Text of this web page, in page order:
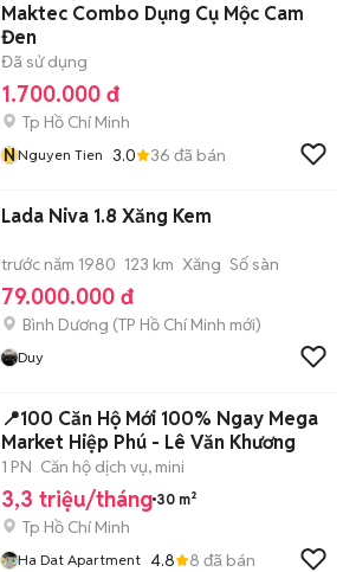
Maktec Combo Dụng Cụ Mộc Cam
Đen
Đã sử dụng
1.700.000 đ
Tp Hồ Chí Minh
NNguyen Tien 3.0 36 đã bán
Lada Niva 1.8 Xăng Kem
trước năm 1980 123 km Xăng Số sàn
79.000.000 đ
Bình Dương (TP Hồ Chí Minh mới)
Duy
📍100 Căn Hộ Mới 100% Ngay Mega
Market Hiệp Phú - Lê Văn Khương
1 PN Căn hộ dịch vụ, mini
3,3 triệu/tháng 30 m²
Tp Hồ Chí Minh
Ha Dat Apartment 4.8 8 đã bán